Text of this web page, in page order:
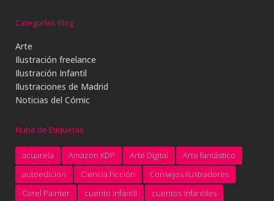
Categorías Blog
Arte
Ilustración freelance
Ilustración Infantil
Ilustraciones de Madrid
Noticias del Cómic
Nube de Etiquetas
acuarela Amazon KDP Arte Digital
Arte fantástico
autoedición
Ciencia Ficción
Consejos Ilustradores
Corel Painter
cuento infantil
cuentos infantiles